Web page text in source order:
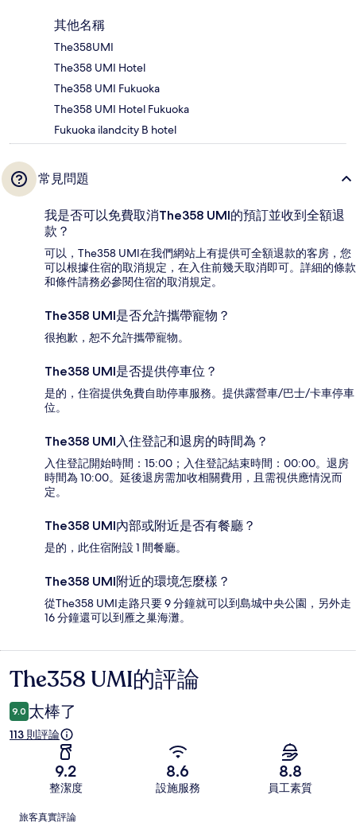
其他名稱
The358UMI
The358 UMI Hotel
The358 UMI Fukuoka
The358 UMI Hotel Fukuoka
Fukuoka ilandcity B hotel
常見問題
我是否可以免費取消The358 UMI的預訂並收到全額退
款？
可以，The358 UMI在我們網站上有提供可全額退款的客房，您
可以根據住宿的取消規定，在入住前幾天取消即可。詳細的條款
和條件請務必參閱住宿的取消規定。
The358 UMI是否允許攜帶寵物？
很抱歉，恕不允許攜帶寵物。
The358 UMI是否提供停車位？
是的，住宿提供免費自助停車服務。提供露營車/巴士/卡車停車
位。
The358 UMI入住登記和退房的時間為？
入住登記開始時間：15:00；入住登記結束時間：00:00。退房
時間為 10:00。延後退房需加收相關費用，且需視供應情況而
定。
The358 UMI內部或附近是否有餐廳？
是的，此住宿附設 1 間餐廳。
The358 UMI附近的環境怎麼樣？
從The358 UMI走路只要 9 分鐘就可以到島城中央公園，另外走
16 分鐘還可以到雁之巢海灘。
評
論
The358 UMI的評論
9.0 太棒了
113 則評論
9.2
整潔度
8.6
設施服務
8.8
員工素質
評
旅客真實評論